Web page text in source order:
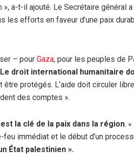
a-t-il ajouté. Le Secrétaire général
les efforts en faveur d’une paix
– pour Gaza, pour les peuples de
Le droit international humanitaire
protégés. L’aide doit circuler
des comptes ».
la clé de la paix dans la région.
immédiat et le début d’un
État palestinien ».